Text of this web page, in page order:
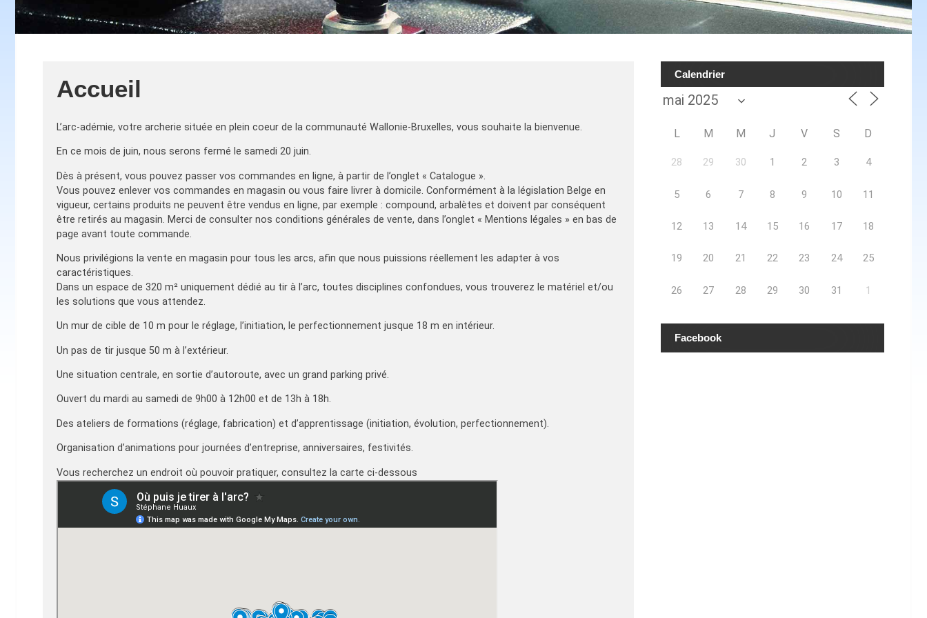
Accueil
L’arc-adémie, votre archerie située en plein coeur de la communauté Wallonie-Bruxelles, vous souhaite la bienvenue.
En ce mois de juin, nous serons fermé le samedi 20 juin.
Dès à présent, vous pouvez passer vos commandes en ligne, à partir de l’onglet « Catalogue ».
Vous pouvez enlever vos commandes en magasin ou vous faire livrer à domicile. Conformément à la législation Belge en
vigueur, certains produits ne peuvent être vendus en ligne, par exemple : compound, arbalètes et doivent par conséquent
être retirés au magasin. Merci de consulter nos conditions générales de vente, dans l’onglet « Mentions légales » en bas de
page avant toute commande.
Nous privilégions la vente en magasin pour tous les arcs, afin que nous puissions réellement les adapter à vos
caractéristiques.
Dans un espace de 320 m² uniquement dédié au tir à l’arc, toutes disciplines confondues, vous trouverez le matériel et/ou
les solutions que vous attendez.
Un mur de cible de 10 m pour le réglage, l’initiation, le perfectionnement jusque 18 m en intérieur.
Un pas de tir jusque 50 m à l’extérieur.
Une situation centrale, en sortie d’autoroute, avec un grand parking privé.
Ouvert du mardi au samedi de 9h00 à 12h00 et de 13h à 18h.
Des ateliers de formations (réglage, fabrication) et d’apprentissage (initiation, évolution, perfectionnement).
Organisation d’animations pour journées d’entreprise, anniversaires, festivités.
Vous recherchez un endroit où pouvoir pratiquer, consultez la carte ci-dessous
Calendrier
L M M J V S D
28 29 30 1 2 3 4
5 6 7 8 9 10 11
12 13 14 15 16 17 18
19 20 21 22 23 24 25
26 27 28 29 30 31 1
Facebook